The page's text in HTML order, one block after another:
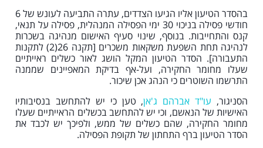
בהסדר הטיעון אליו הגיעו הצדדים, עתרה התביעה לעונש של 6
חודשי פסילה בניכוי 30 ימי הפסילה המנהלית, פסילה על תנאי,
קנס והתחייבות. בנוסף, שינוי סעיף האישום מנהיגה בשכרות
לנהיגה תחת השפעת משקאות משכרים [תקנה 26(2) לתקנות
התעבורה]. הסדר הטיעון המקל הושג לאור כשלים ראייתיים
שעלו מחומר החקירה, ועל-אף בדיקת המאפיינים שממנה
התרשמו השוטרים כי הנהג אכן שיכור.
הסניגור, עו"ד אברהם ג'אן, טען כי יש להתחשב בנסיבותיו
האישיות של הנאשם, וכי יש להתחשב בכשלים הראייתיים שעלו
מחומר החקירה, שהם כשלים של ממש, ולפיכך יש לכבד את
הסדר הטיעון ברף התחתון של תקופת הפסילה.